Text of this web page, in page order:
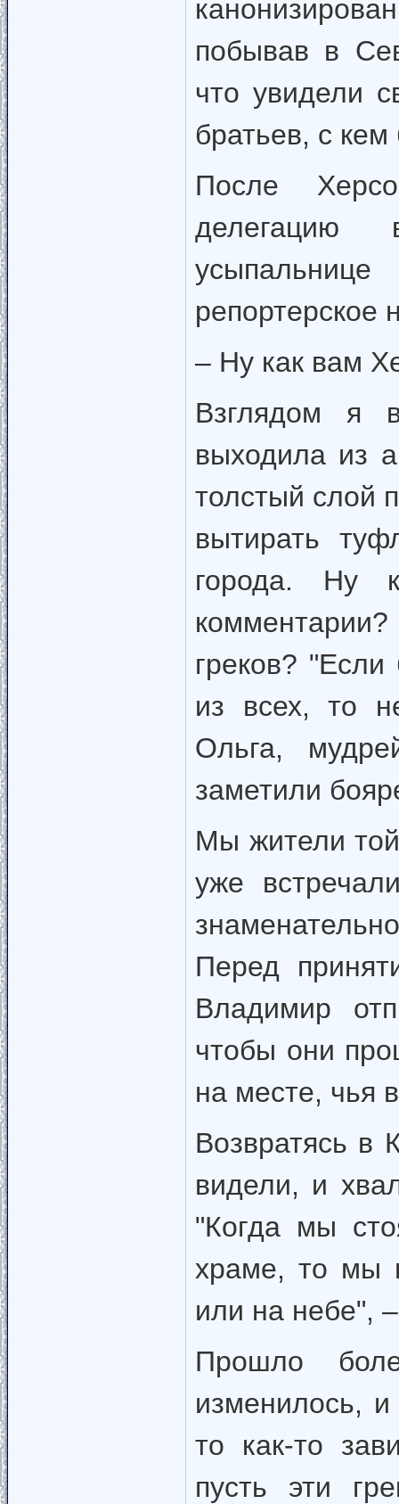
побывав в
что увидели
братьев, с
После
репортерское
– Ну как вам
Взглядом я
выходила из
толстый слой
вытирать
города. Ну
греков?
из всех, то
Ольга,
заметили
Мы жители
уже
Перед
Владимир
чтобы они
на месте, чья
Возвратясь в
видели, и
"Когда мы
храме, то мы
или на небе",
Прошло
изменилось,
то как-то
пусть эти